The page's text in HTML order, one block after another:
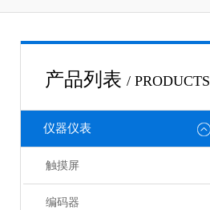
产品列表 / PRODUCTS
仪器仪表
触摸屏
编码器